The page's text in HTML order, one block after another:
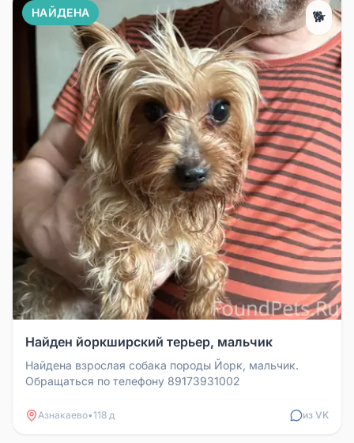
НАЙДЕНА 🐕
Найден йоркширский терьер, мальчик
Найдена взрослая собака породы Йорк, мальчик.
Обращаться по телефону 89173931002
Азнакаево•118 д из VK